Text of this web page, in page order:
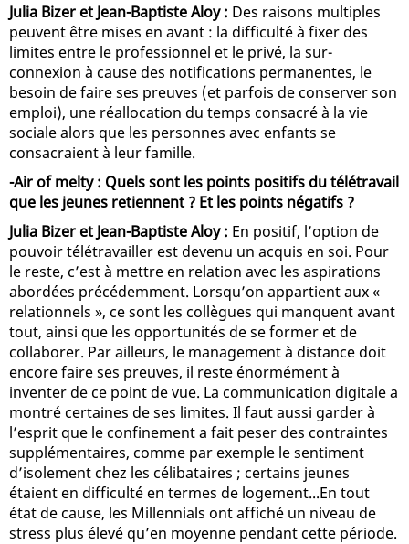
Julia Bizer et Jean-Baptiste Aloy : Des raisons multiples
peuvent être mises en avant : la difficulté à fixer des
limites entre le professionnel et le privé, la sur-
connexion à cause des notifications permanentes, le
besoin de faire ses preuves (et parfois de conserver son
emploi), une réallocation du temps consacré à la vie
sociale alors que les personnes avec enfants se
consacraient à leur famille.
-Air of melty : Quels sont les points positifs du télétravail
que les jeunes retiennent ? Et les points négatifs ?
Julia Bizer et Jean-Baptiste Aloy : En positif, l’option de
pouvoir télétravailler est devenu un acquis en soi. Pour
le reste, c’est à mettre en relation avec les aspirations
abordées précédemment. Lorsqu’on appartient aux «
relationnels », ce sont les collègues qui manquent avant
tout, ainsi que les opportunités de se former et de
collaborer. Par ailleurs, le management à distance doit
encore faire ses preuves, il reste énormément à
inventer de ce point de vue. La communication digitale a
montré certaines de ses limites. Il faut aussi garder à
l’esprit que le confinement a fait peser des contraintes
supplémentaires, comme par exemple le sentiment
d’isolement chez les célibataires ; certains jeunes
étaient en difficulté en termes de logement...En tout
état de cause, les Millennials ont affiché un niveau de
stress plus élevé qu’en moyenne pendant cette période.